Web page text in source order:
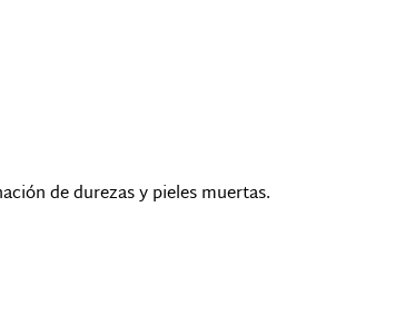
de durezas y pieles muertas.